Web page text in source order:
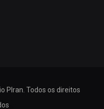
PIran. Todos os direitos